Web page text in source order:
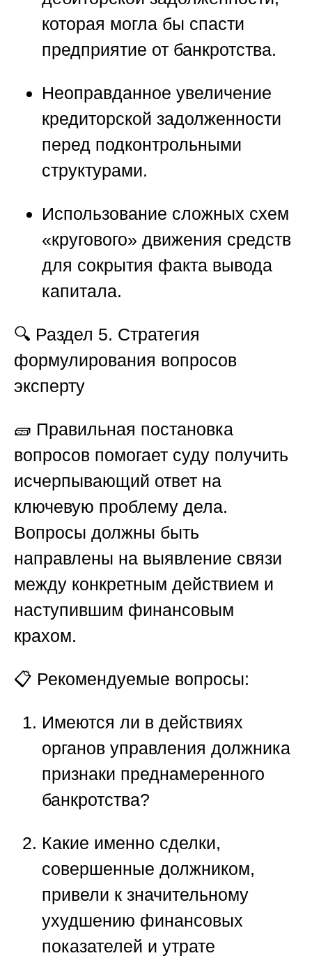
которая могла бы спасти
предприятие от банкротства.
Неоправданное увеличение
кредиторской задолженности
перед подконтрольными
структурами.
Использование сложных схем
«кругового» движения средств
для сокрытия факта вывода
капитала.
🔍 Раздел 5. Стратегия
формулирования вопросов
эксперту
🧱 Правильная постановка
вопросов помогает суду получить
исчерпывающий ответ на
ключевую проблему дела.
Вопросы должны быть
направлены на выявление связи
между конкретным действием и
наступившим финансовым
крахом.
📋 Рекомендуемые вопросы:
Имеются ли в действиях
органов управления должника
признаки преднамеренного
банкротства?
Какие именно сделки,
совершенные должником,
привели к значительному
ухудшению финансовых
показателей и утрате